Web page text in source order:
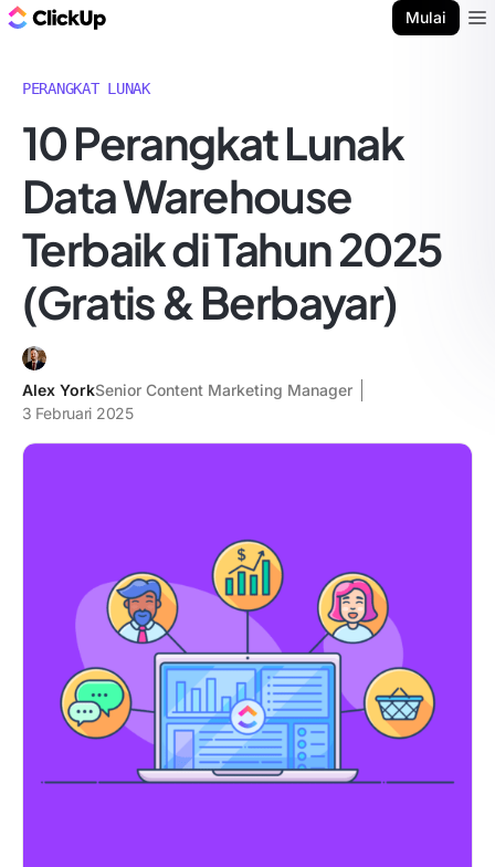
Mulai
PERANGKAT LUNAK
10 Perangkat Lunak
Data Warehouse
Terbaik di Tahun 2025
(Gratis & Berbayar)
Alex YorkSenior Content Marketing Manager
3 Februari 2025